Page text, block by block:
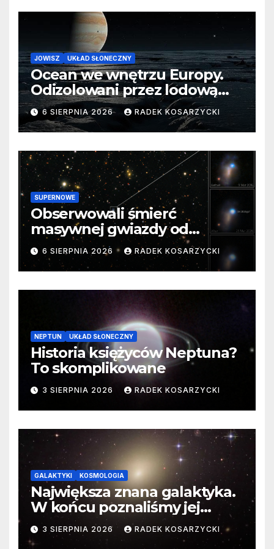
JOWISZ UKŁAD SŁONECZNY
Ocean we wnętrzu Europy.
Odizolowani przez lodową
barierę
6 SIERPNIA 2026 RADEK KOSARZYCKI
SUPERNOWE
Obserwowali śmierć
masywnej gwiazdy od
samego początku. Niezwykle
cenne dane
6 SIERPNIA 2026 RADEK KOSARZYCKI
NEPTUN UKŁAD SŁONECZNY
Historia księżyców Neptuna?
To skomplikowane
3 SIERPNIA 2026 RADEK KOSARZYCKI
GALAKTYKI KOSMOLOGIA
Największa znana galaktyka.
W końcu poznaliśmy jej
faktyczne wymiary
3 SIERPNIA 2026 RADEK KOSARZYCKI